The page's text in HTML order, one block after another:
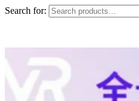
Search for: